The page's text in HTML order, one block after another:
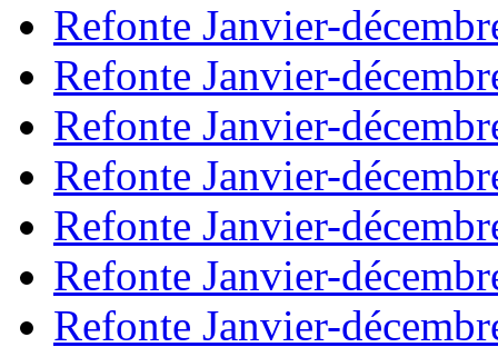
Refonte Janvier-
Refonte Janvier-
Refonte Janvier-
Refonte Janvier-
Refonte Janvier-
Refonte Janvier-
Refonte Janvier-